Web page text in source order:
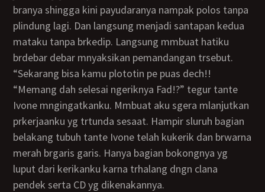
branya shingga kini payudaranya nampak polos tanpa
plindung lagi. Dan langsung menjadi santapan kedua
mataku tanpa brkedip. Langsung mmbuat hatiku
brdebar debar mnyaksikan pemandangan trsebut.
“Sekarang bisa kamu plototin pe puas dech!!
“Memang dah selesai ngeriknya Fad!?” tegur tante
Ivone mngingatkanku. Mmbuat aku sgera mlanjutkan
prkerjaanku yg trtunda sesaat. Hampir sluruh bagian
belakang tubuh tante Ivone telah kukerik dan brwarna
merah brgaris garis. Hanya bagian bokongnya yg
luput dari kerikanku karna trhalang dngn clana
pendek serta CD yg dikenakannya.